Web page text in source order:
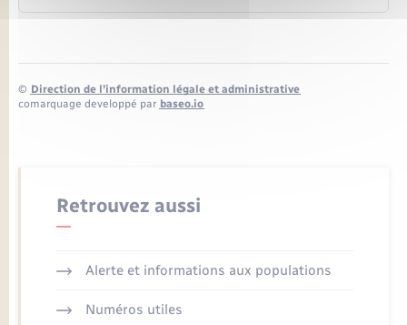
© Direction de l’information légale et administrative
comarquage developpé par baseo.io
Retrouvez aussi
Alerte et informations aux populations
Numéros utiles